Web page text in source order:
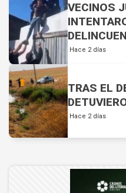
VECINOS
Hace 2 días
TRAS EL
Hace 2 días